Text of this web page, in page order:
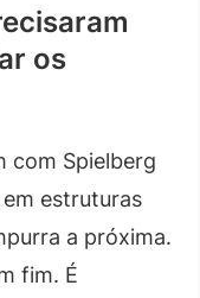
os
com Spielberg
estruturas
a próxima.
fim. É